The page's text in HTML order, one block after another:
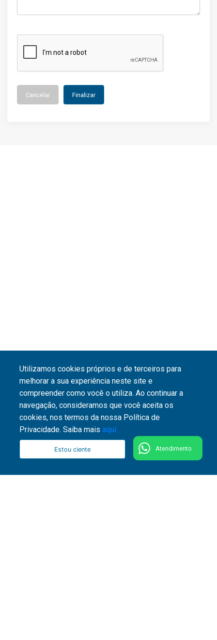
Atendimento
Cancelar Finalizar
51 3287 1800
Utilizamos cookies próprios e de terceiros para
melhorar a sua experiência neste site e
compreender como você o utiliza. Ao continuar a
navegação, consideramos que você aceita os
cookies, nos termos da nossa Política de
Privacidade. Saiba mais aqui.
Estou ciente